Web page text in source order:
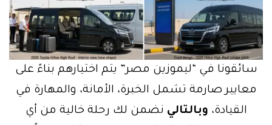
سائقونا في “ليموزين مصر” يتم اختيارهم بناءً على
معايير صارمة تشمل الخبرة، الأمانة، والمهارة في
القيادة، وبالتالي نضمن لك رحلة خالية من أي